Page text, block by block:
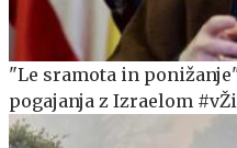
"Le sramota in
pogajanja z Izraelom